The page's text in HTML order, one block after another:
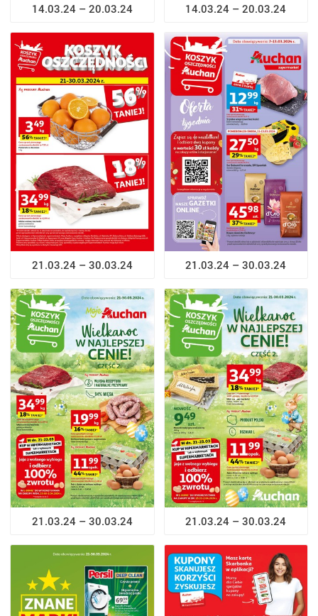
14.03.24 – 20.03.24 14.03.24 – 20.03.24
21.03.24 – 30.03.24 21.03.24 – 30.03.24
21.03.24 – 30.03.24 21.03.24 – 30.03.24